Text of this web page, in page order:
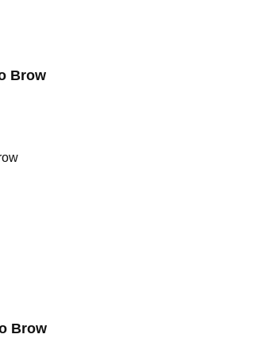
Brow
Brow